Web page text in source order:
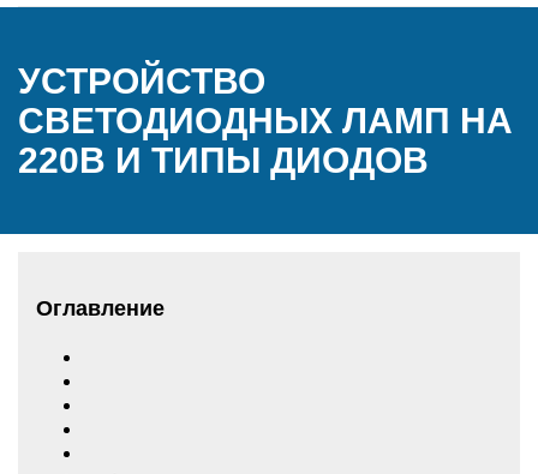
УСТРОЙСТВО
СВЕТОДИОДНЫХ ЛАМП НА
220В И ТИПЫ ДИОДОВ
Оглавление